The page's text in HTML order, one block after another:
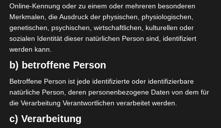
Club Sportif
Sfaxien (CSS) 2
Stade Olympique de Sousse (Olympiastadion
Sousse)
Online-Kennung oder zu einem oder mehreren besonderen
Merkmalen, die Ausdruck der physischen, physiologischen,
genetischen, psychischen, wirtschaftlichen, kulturellen oder
sozialen Identität dieser natürlichen Person sind, identifiziert
werden kann.
b) betroffene Person
Betroffene Person ist jede identifizierte oder identifizierbare
natürliche Person, deren personenbezogene Daten von dem für
die Verarbeitung Verantwortlichen verarbeitet werden.
c) Verarbeitung